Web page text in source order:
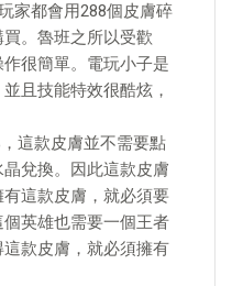
家都會用288個皮膚碎
。魯班之所以受歡
很簡單。電玩小子是
且技能特效很酷炫，
這款皮膚並不需要點
兌換。因此這款皮膚
這款皮膚，就必須要
英雄也需要一個王者
款皮膚，就必須擁有